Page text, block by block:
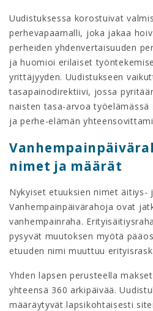
Uudistuksessa korostuivat
perhevapaamalli, joka jakaa
perheiden yhdenvertaisuuden
ja huomioi erilaiset
yrittäjyyden. Uudistukseen
tasapainodirektiivi, jossa
naisten tasa-arvoa
ja perhe-elämän
nimet ja määrät
Nykyiset etuuksien nimet äitiys-
Vanhempainpäivärahoja ovat
vanhempainraha.
pysyvät muutoksen myötä
etuuden nimi muuttuu
Yhden lapsen perusteella
yhteensä 360 arkipäivää.
määräytyvät lapsikohtaisesti